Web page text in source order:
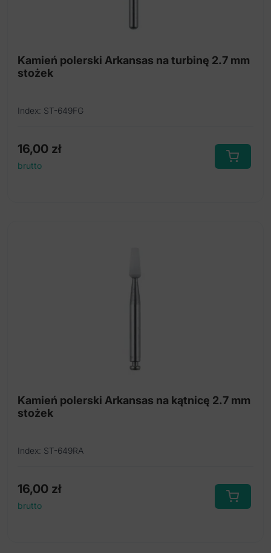
Kamień polerski Arkansas na turbinę 2.7 mm
stożek
Index: ST-649FG
16,00 zł
brutto
Kamień polerski Arkansas na kątnicę 2.7 mm
stożek
Index: ST-649RA
16,00 zł
brutto